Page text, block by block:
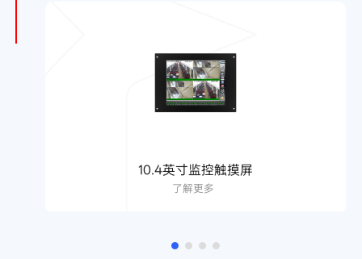
10.4英寸监控触摸屏
了解更多